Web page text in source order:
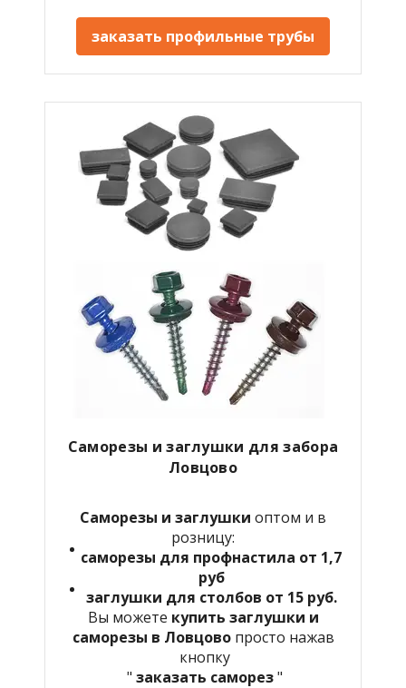
заказать профильные трубы
Саморезы и заглушки для забора
Ловцово
Саморезы и заглушки оптом и в
розницу:
саморезы для профнастила от 1,7
руб
заглушки для столбов от 15 руб.
Вы можете купить заглушки и
саморезы в Ловцово просто нажав
кнопку
" заказать саморез"